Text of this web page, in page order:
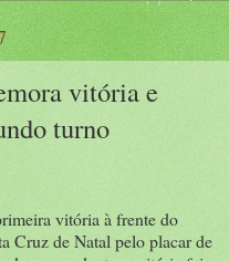
vitória e
turno
vitória à frente do
Cruz de Natal pelo placar de